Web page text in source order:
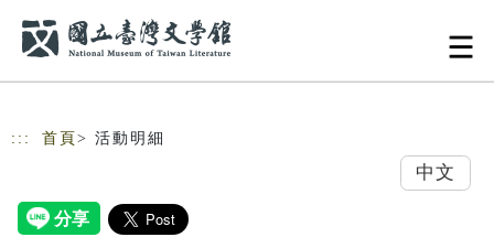
::: 首頁 > 活動明細
中文